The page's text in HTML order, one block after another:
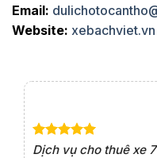
Email:
Website: xebachviet.vn
Dịch vụ cho thuê xe 7